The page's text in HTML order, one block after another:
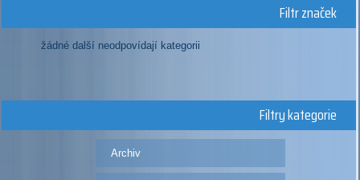
Filtr značek
žádné další neodpovídají kategorii
Filtry kategorie
Archiv